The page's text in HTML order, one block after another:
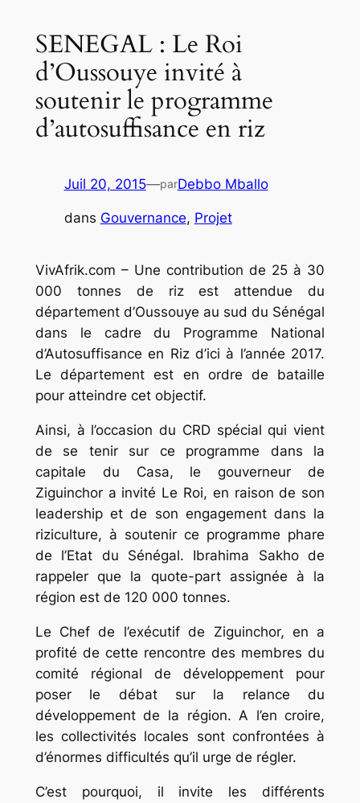
SENEGAL : Le Roi
d’Oussouye invité à
soutenir le programme
d’autosuffisance en riz
Juil 20, 2015—parDebbo Mballo
dans Gouvernance, Projet
VivAfrik.com – Une contribution de 25 à 30
000 tonnes de riz est attendue du
département d’Oussouye au sud du Sénégal
dans le cadre du Programme National
d’Autosuffisance en Riz d’ici à l’année 2017.
Le département est en ordre de bataille
pour atteindre cet objectif.
Ainsi, à l’occasion du CRD spécial qui vient
de se tenir sur ce programme dans la
capitale du Casa, le gouverneur de
Ziguinchor a invité Le Roi, en raison de son
leadership et de son engagement dans la
riziculture, à soutenir ce programme phare
de l’Etat du Sénégal. Ibrahima Sakho de
rappeler que la quote-part assignée à la
région est de 120 000 tonnes.
Le Chef de l’exécutif de Ziguinchor, en a
profité de cette rencontre des membres du
comité régional de développement pour
poser le débat sur la relance du
développement de la région. A l’en croire,
les collectivités locales sont confrontées à
d’énormes difficultés qu’il urge de régler.
C’est pourquoi, il invite les différents